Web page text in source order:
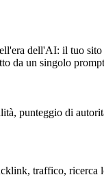
dell'AI: il tuo
da un singolo
traffico, ricerca